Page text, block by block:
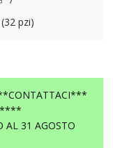
pzi)
AL 31 AGOSTO